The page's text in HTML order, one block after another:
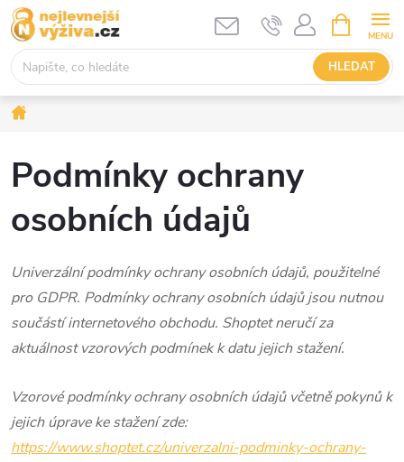
Přejít
na
obsah
HLEDAT
NÁKUPNÍ
KOŠÍK
Podmínky ochrany
osobních údajů
Univerzální podmínky ochrany osobních údajů, použitelné
pro GDPR. Podmínky ochrany osobních údajů jsou nutnou
součástí internetového obchodu. Shoptet neručí za
aktuálnost vzorových podmínek k datu jejich stažení.
Vzorové podmínky ochrany osobních údajů včetně pokynů k
jejich úprave ke stažení zde:
https://www.shoptet.cz/univerzalni-podminky-ochrany-